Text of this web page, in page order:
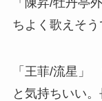
ちよく歌えそう
「王菲/流星」
と気持ちいい